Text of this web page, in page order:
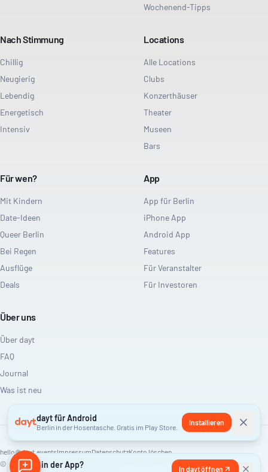
Lieber in der App? In dayt öffnen
Wochenend-Tipps
Nach Stimmung
Chillig
Neugierig
Lebendig
Energetisch
Intensiv
Locations
Alle Locations
Clubs
Konzerthäuser
Theater
Museen
Bars
Für wen?
Mit Kindern
Date-Ideen
Queer Berlin
Bei Regen
Ausflüge
Deals
App
App für Berlin
iPhone App
Android App
Features
Für Veranstalter
Für Investoren
Über uns
Über dayt
FAQ
Journal
Was ist neu
hello@dayt.eventsImpressumDatenschutzKonto löschen
© 2026 dayt. Alle Rechte vorbehalten.
dayt für Android
Berlin in der Hosentasche. Gratis im Play Store.
Installieren